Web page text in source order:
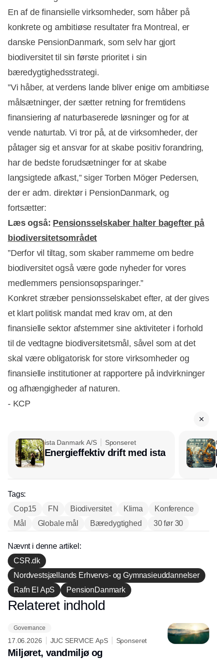
En af de finansielle virksomheder, som håber på
konkrete og ambitiøse resultater fra Montreal, er
danske PensionDanmark, som selv har gjort
biodiversitet til sin første prioritet i sin
bæredygtighedsstrategi.
”Vi håber, at verdens lande bliver enige om ambitiøse
målsætninger, der sætter retning for fremtidens
finansiering af naturbaserede løsninger og for at
vende naturtab. Vi tror på, at de virksomheder, der
påtager sig et ansvar for at skabe positiv forandring,
har de bedste forudsætninger for at skabe
langsigtede afkast,” siger Torben Möger Pedersen,
der er adm. direktør i PensionDanmark, og
fortsætter:
Læs også: Pensionsselskaber halter bagefter på
biodiversitetsområdet
”Derfor vil tiltag, som skaber rammerne om bedre
biodiversitet også være gode nyheder for vores
medlemmers pensionsopsparinger.”
Konkret stræber pensionsselskabet efter, at der gives
et klart politisk mandat med krav om, at den
finansielle sektor afstemmer sine aktiviteter i forhold
til de vedtagne biodiversitetsmål, såvel som at det
skal være obligatorisk for store virksomheder og
finansielle institutioner at rapportere på indvirkninger
og afhængigheder af naturen.
- KCP
ista Danmark A/S Sponseret
Energieffektiv drift med ista
Tags:
Cop15
FN Biodiversitet Klima
Konference
Mål
Globale mål Bæredygtighed 30 før 30
Nævnt i denne artikel:
CSR.dk
Nordvestsjællands Erhvervs- og Gymnasieuddannelser
Rafn El ApS
PensionDanmark
Annonce
Relateret indhold
Governance
17.06.2026 JUC SERVICE ApS Sponseret
Miljøret, vandmiljø og